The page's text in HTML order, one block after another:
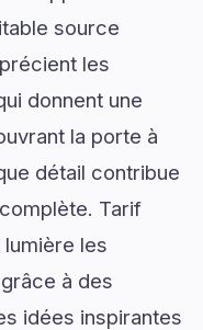
source
les
donnent une
la porte à
détail contribue
Tarif
les
à des
idées inspirantes